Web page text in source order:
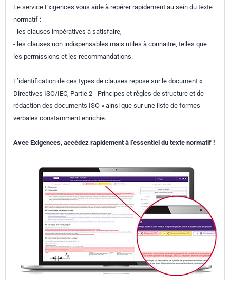
Le service Exigences vous aide à repérer rapidement au sein du texte
normatif :
- les clauses impératives à satisfaire,
- les clauses non indispensables mais utiles à connaitre, telles que
les permissions et les recommandations.
L’identification de ces types de clauses repose sur le document «
Directives ISO/IEC, Partie 2 - Principes et règles de structure et de
rédaction des documents ISO » ainsi que sur une liste de formes
verbales constamment enrichie.
Avec Exigences, accédez rapidement à l’essentiel du texte normatif !